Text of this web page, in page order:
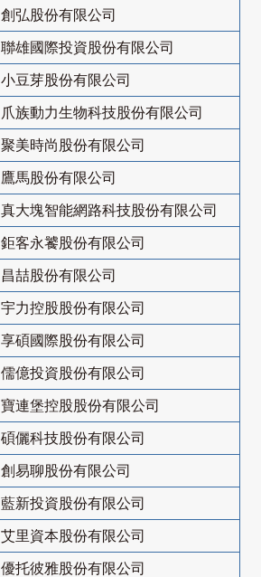
創弘股份有限公司
聯雄國際投資股份有限公司
小豆芽股份有限公司
爪族動力生物科技股份有限公司
聚美時尚股份有限公司
鷹馬股份有限公司
真大塊智能網路科技股份有限公司
鉅客永饕股份有限公司
昌喆股份有限公司
宇力控股股份有限公司
享碩國際股份有限公司
儒億投資股份有限公司
寶連堡控股股份有限公司
碩儷科技股份有限公司
創易聊股份有限公司
藍新投資股份有限公司
艾里資本股份有限公司
優托彼雅股份有限公司